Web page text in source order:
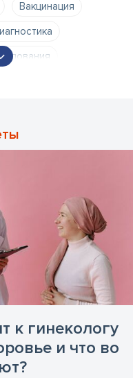
Вакцинация
гинеколог
д-р Пурмале
д-р. Ведмедовска
дерматовенерология
доктор
докторат
др.
к гинекологу
и что во